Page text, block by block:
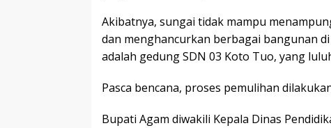
Akibatnya, sungai tidak mampu
dan menghancurkan berbagai bangunan
adalah gedung SDN 03 Koto Tuo, yang
Pasca bencana, proses pemulihan
Bupati Agam diwakili Kepala Dinas